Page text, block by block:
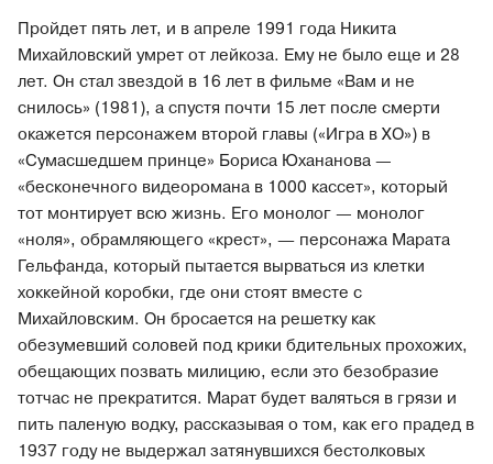
Пройдет пять лет, и в апреле 1991 года Никита
Михайловский умрет от лейкоза. Ему не было еще и 28
лет. Он стал звездой в 16 лет в фильме «Вам и не
снилось» (1981), а спустя почти 15 лет после смерти
окажется персонажем второй главы («Игра в ХО») в
«Сумасшедшем принце» Бориса Юхананова —
«бесконечного видеоромана в 1000 кассет», который
тот монтирует всю жизнь. Его монолог — монолог
«ноля», обрамляющего «крест», ― персонажа Марата
Гельфанда, который пытается вырваться из клетки
хоккейной коробки, где они стоят вместе с
Михайловским. Он бросается на решетку как
обезумевший соловей под крики бдительных прохожих,
обещающих позвать милицию, если это безобразие
тотчас не прекратится. Марат будет валяться в грязи и
пить паленую водку, рассказывая о том, как его прадед в
1937 году не выдержал затянувшихся бестолковых